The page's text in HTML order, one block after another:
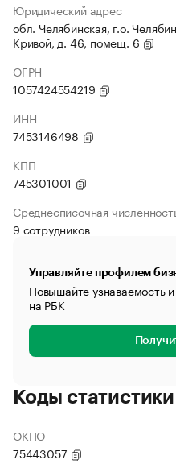
Юридический адрес
обл. Челябинская, г.о.
Кривой, д. 46, помещ. 6
ОГРН
1057424554219
ИНН
7453146498
КПП
745301001
Среднесписочная
9 сотрудников
Управляйте профилем
Повышайте узнаваемость
на РБК
Коды статистики
ОКПО
75443057